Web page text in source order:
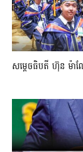
សម្តេចធិបតី ហ៊ុន ម៉ា